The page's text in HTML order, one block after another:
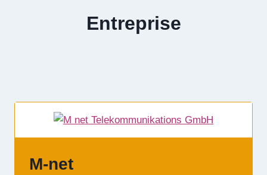
Entreprise
M-net